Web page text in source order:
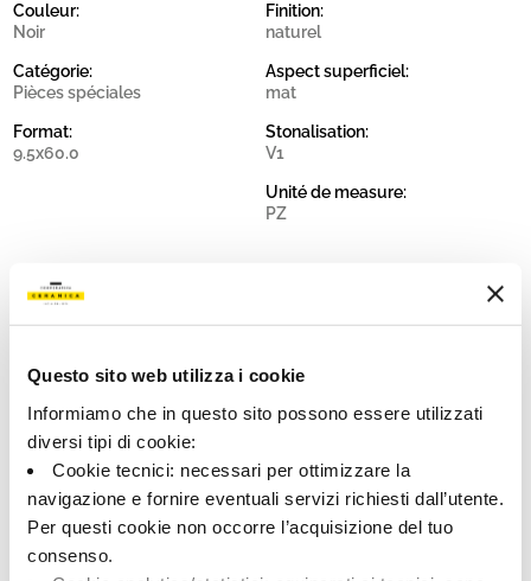
Questo sito web utilizza i cookie
Informiamo che in questo sito possono essere utilizzati
diversi tipi di cookie:
Cookie tecnici: necessari per ottimizzare la
navigazione e fornire eventuali servizi richiesti dall’utente.
Per questi cookie non occorre l’acquisizione del tuo
consenso.
Couleur:
Noir
Catégorie:
Pièces spéciales
Format:
9.5x60.0
Finition:
naturel
Aspect superficiel:
mat
Stonalisation:
V1
Unité de measure:
PZ